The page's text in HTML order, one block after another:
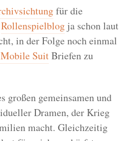
für die
Rollenspielblog ja schon laut
in der Folge noch einmal
SuitBriefen zu
großen gemeinsamen und
Dramen, der Krieg
macht. Gleichzeitig